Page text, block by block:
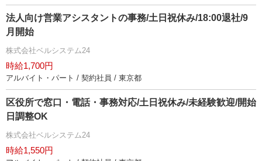
法人向け営業アシスタントの事務/土日祝休み/18:00退社/9
月開始
株式会社ベルシステム24
時給1,700円
アルバイト・パート / 契約社員 / 東京都
区役所で窓口・電話・事務対応/土日祝休み/未経験歓迎/開始
日調整OK
株式会社ベルシステム24
時給1,550円